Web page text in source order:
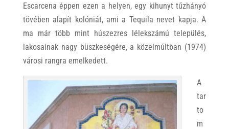
Escarcena éppen ezen a helyen, egy kihunyt tűzhányó
tövében alapít kolóniát, ami a Tequila nevet kapja. A
ma már több mint húszezres lélekszámú település,
lakosainak nagy büszkeségére, a közelmúltban (1974)
városi rangra emelkedett.
A
tar
to
m